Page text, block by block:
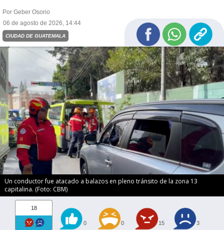
Por Geber Osorio
06 de agosto de 2026, 14:44
CIUDAD DE GUATEMALA
Un conductor fue atacado a balazos en pleno tránsito de la zona 13
capitalina. (Foto: CBM)
18
0 0 15 3